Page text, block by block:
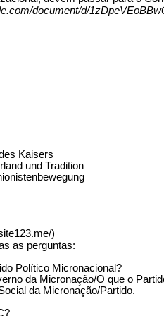
document/d/
Kaisers
und Tradition
as perguntas:
Político Micronacional?
da Micronação/O que o
da Micronação/Partido.